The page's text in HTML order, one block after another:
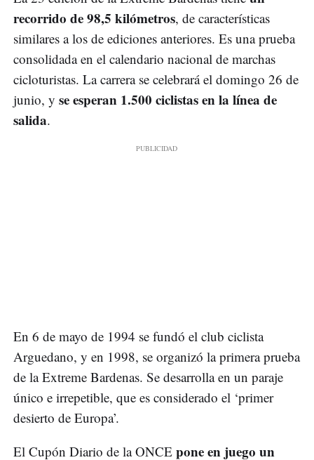
recorrido de 98,5 kilómetros, de características
similares a los de ediciones anteriores. Es una prueba
consolidada en el calendario nacional de marchas
cicloturistas. La carrera se celebrará el domingo 26 de
junio, y se esperan 1.500 ciclistas en la línea de
salida.
En 6 de mayo de 1994 se fundó el club ciclista
Arguedano, y en 1998, se organizó la primera prueba
de la Extreme Bardenas. Se desarrolla en un paraje
único e irrepetible, que es considerado el ‘primer
desierto de Europa’.
El Cupón Diario de la ONCE pone en juego un